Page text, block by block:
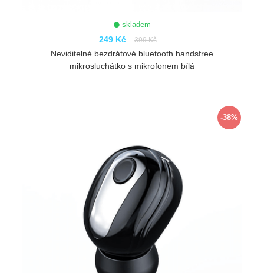
skladem
249 Kč 399 Kč
Neviditelné bezdrátové bluetooth handsfree
mikrosluchátko s mikrofonem bílá
-38%